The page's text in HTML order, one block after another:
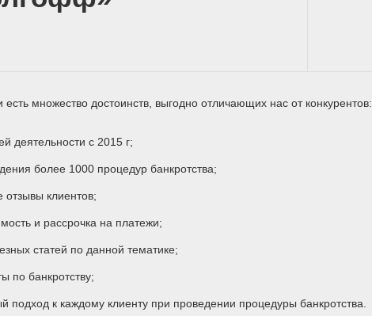
множество достоинств, выгодно отличающих нас от конкурентов:
деятельности с 2015 г;
более 1000 процедур банкротства;
отзывы клиентов;
и рассрочка на платежи;
статей по данной тематике;
по банкротству;
подход к каждому клиенту при проведении процедуры банкротства.